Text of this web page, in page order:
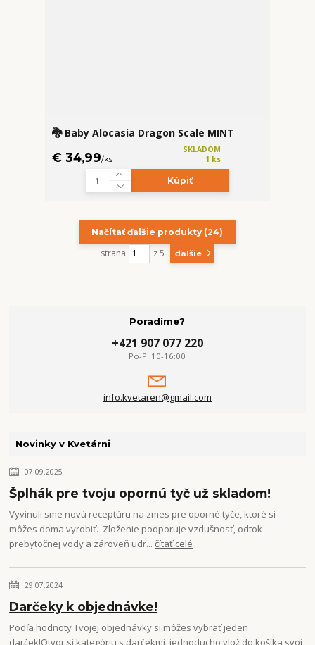
🐉 Baby Alocasia Dragon Scale MINT
€ 34,99/ks
SKLADOM
1 ks
Kúpiť
Načítať ďalšie produkty (24)
strana z 5 ďalšie
Poradíme?
+421 907 077 220
Po-Pi 10-16:00
info.kvetaren@gmail.com
Novinky v Kvetárni
07.09.2025
Šplhák pre tvoju opornú tyč už skladom!
Vyvinuli sme novú receptúru na zmes pre oporné tyče, ktoré si
môžes doma vyrobiť. Zloženie podporuje vzdušnosť, odtok
prebytočnej vody a zároveň udr...čítať celé
29.07.2024
Darčeky k objednávke!
Podľa hodnoty Tvojej objednávky si môžes vybrať jeden
darček!Otvor si kategóriu s darčekmi, jednoducho vlož do košíka svoj